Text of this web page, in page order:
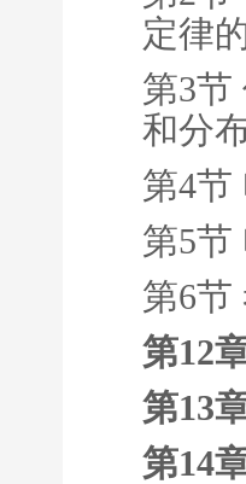
定律
第3节
和分
第4节
第5节
第6节
第12
第13
第14